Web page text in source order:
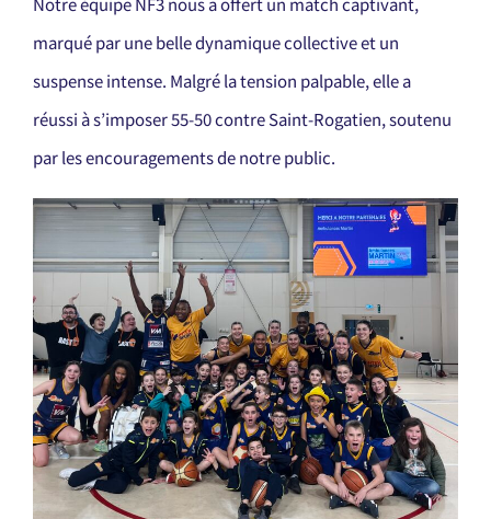
marqué par une belle dynamique collective et un
suspense intense. Malgré la tension palpable, elle a
réussi à s’imposer 55-50 contre Saint-Rogatien, soutenu
par les encouragements de notre public.